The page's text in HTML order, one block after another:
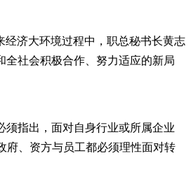
济大环境过程中，职总秘书长黄志
社会积极合作、努力适应的新局
指出，面对自身行业或所属企业
府、资方与员工都必须理性面对转